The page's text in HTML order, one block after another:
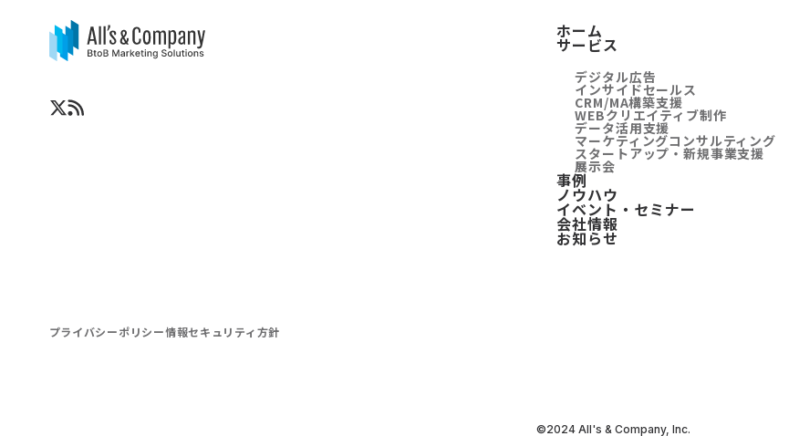
ホーム
サービス
デジタル広告
インサイドセールス
CRM/MA構築支援
WEBクリエイティブ制作
データ活用支援
マーケティングコンサルティング
スタートアップ・新規事業支援
展示会
事例
ノウハウ
イベント・セミナー
会社情報
お知らせ
プライバシーポリシー情報セキュリティ方針
©2024 All's & Company, Inc.